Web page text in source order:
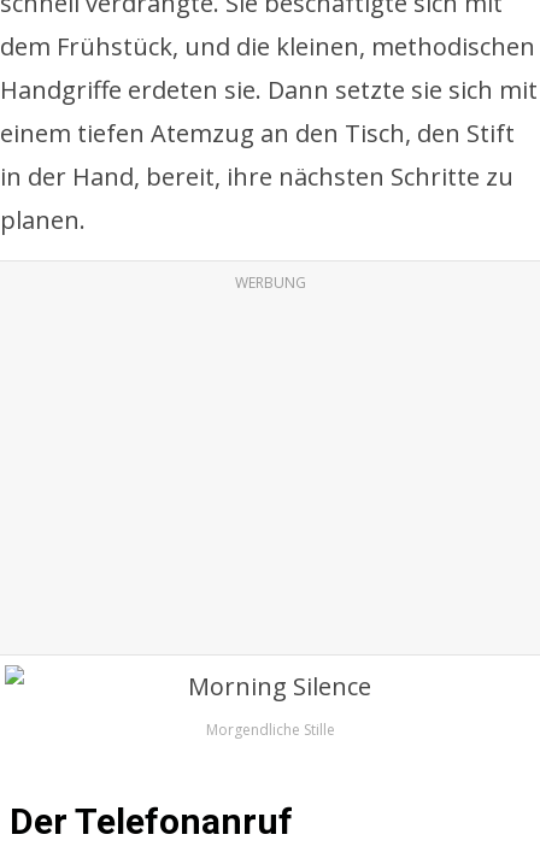
dem Frühstück, und die kleinen, methodischen
Handgriffe erdeten sie. Dann setzte sie sich mit
einem tiefen Atemzug an den Tisch, den Stift
in der Hand, bereit, ihre nächsten Schritte zu
planen.
WERBUNG
Morgendliche Stille
Der Telefonanruf